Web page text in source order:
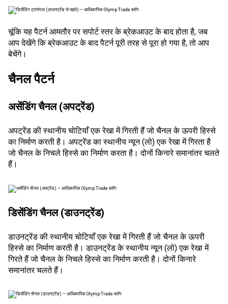
चूंकि यह पैटर्न आमतौर पर सपोर्ट स्तर के ब्रेकआउट के बाद होता है, जब
आप देखेंगे कि ब्रेकआउट के बाद पैटर्न पूरी तरह से पूरा हो गया है, तो आप
बेचेंगे।
चैनल पैटर्न
असेंडिंग चैनल (अपट्रेंड)
अपट्रेंड की स्थानीय चोटियाँ एक रेखा में गिरती हैं जो चैनल के ऊपरी हिस्से
का निर्माण करती है। अपट्रेंड का स्थानीय न्यून (लो) एक रेखा में गिरता है
जो चैनल के निचले हिस्से का निर्माण करता है। दोनों किनारे समानांतर चलते
हैं।
डिसेंडिंग चैनल (डाउनट्रेंड)
डाउनट्रेंड की स्थानीय चोटियाँ एक रेखा में गिरती हैं जो चैनल के ऊपरी
हिस्से का निर्माण करती है। डाउनट्रेंड के स्थानीय न्यून (लो) एक रेखा में
गिरते हैं जो चैनल के निचले हिस्से का निर्माण करती है। दोनों किनारे
समानांतर चलते हैं।